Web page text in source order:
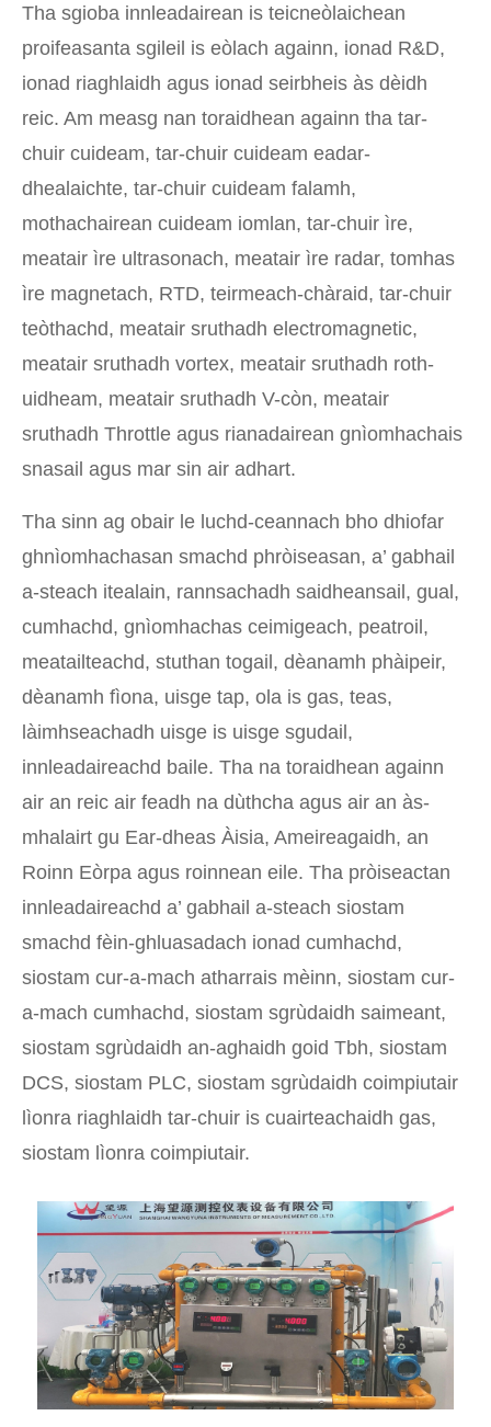
Tha sgioba innleadairean is teicneòlaichean
proifeasanta sgileil is eòlach againn, ionad R&D,
ionad riaghlaidh agus ionad seirbheis às dèidh
reic. Am measg nan toraidhean againn tha tar-
chuir cuideam, tar-chuir cuideam eadar-
dhealaichte, tar-chuir cuideam falamh,
mothachairean cuideam iomlan, tar-chuir ìre,
meatair ìre ultrasonach, meatair ìre radar, tomhas
ìre magnetach, RTD, teirmeach-chàraid, tar-chuir
teòthachd, meatair sruthadh electromagnetic,
meatair sruthadh vortex, meatair sruthadh roth-
uidheam, meatair sruthadh V-còn, meatair
sruthadh Throttle agus rianadairean gnìomhachais
snasail agus mar sin air adhart.
Tha sinn ag obair le luchd-ceannach bho dhiofar
ghnìomhachasan smachd phròiseasan, a’ gabhail
a-steach itealain, rannsachadh saidheansail, gual,
cumhachd, gnìomhachas ceimigeach, peatroil,
meatailteachd, stuthan togail, dèanamh phàipeir,
dèanamh fìona, uisge tap, ola is gas, teas,
làimhseachadh uisge is uisge sgudail,
innleadaireachd baile. Tha na toraidhean againn
air an reic air feadh na dùthcha agus air an às-
mhalairt gu Ear-dheas Àisia, Ameireagaidh, an
Roinn Eòrpa agus roinnean eile. Tha pròiseactan
innleadaireachd a’ gabhail a-steach siostam
smachd fèin-ghluasadach ionad cumhachd,
siostam cur-a-mach atharrais mèinn, siostam cur-
a-mach cumhachd, siostam sgrùdaidh saimeant,
siostam sgrùdaidh an-aghaidh goid Tbh, siostam
DCS, siostam PLC, siostam sgrùdaidh coimpiutair
lìonra riaghlaidh tar-chuir is cuairteachaidh gas,
siostam lìonra coimpiutair.